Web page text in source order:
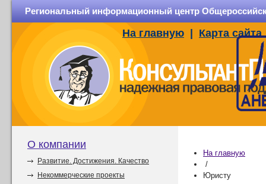
Региональный информационный центр
На главную Карта сайта
О компании
Развитие. Достижения. Качество
Некоммерческие проекты
На главную
/
Юристу